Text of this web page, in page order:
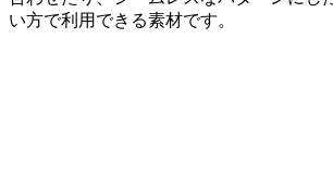
い方で利用できる素材です。